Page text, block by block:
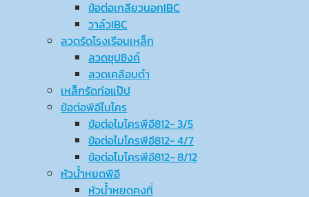
ข้อต่อเกลียวนอกIBC
วาล์วIBC
ลวดรัดโรงเรือนเหล็ก
ลวดชุปซิงค์
ลวดเคลือบดำ
เหล็กรัดท่อแป๊ป
ข้อต่อพีอีไมโคร
ข้อต่อไมโครพีอี812- 3/5
ข้อต่อไมโครพีอี812- 4/7
ข้อต่อไมโครพีอี812- 8/12
หัวน้ำหยดพีอี
หัวน้ำหยดคงที่